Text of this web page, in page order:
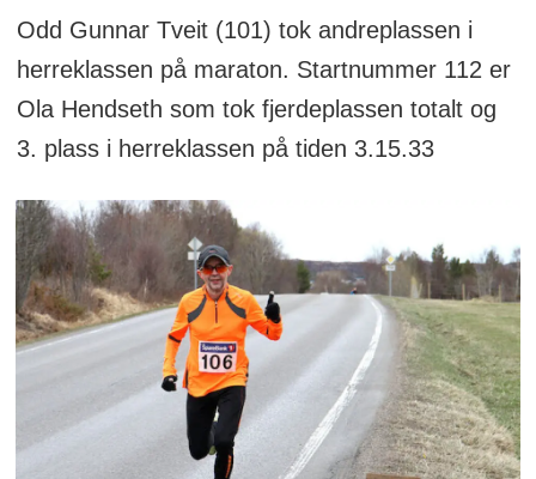
Odd Gunnar Tveit (101) tok andreplassen i
herreklassen på maraton. Startnummer 112 er
Ola Hendseth som tok fjerdeplassen totalt og
3. plass i herreklassen på tiden 3.15.33